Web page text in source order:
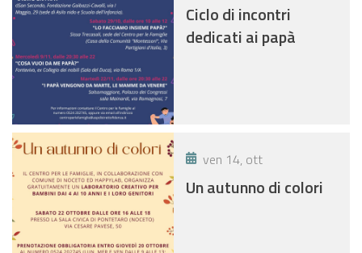
Ciclo di incontri
dedicati ai papà
ven 14, ott
Un autunno di colori